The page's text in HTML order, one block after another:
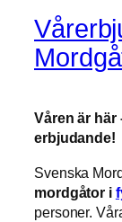
Våren är här
erbjudande!
Svenska
mordgåtor i
personer.